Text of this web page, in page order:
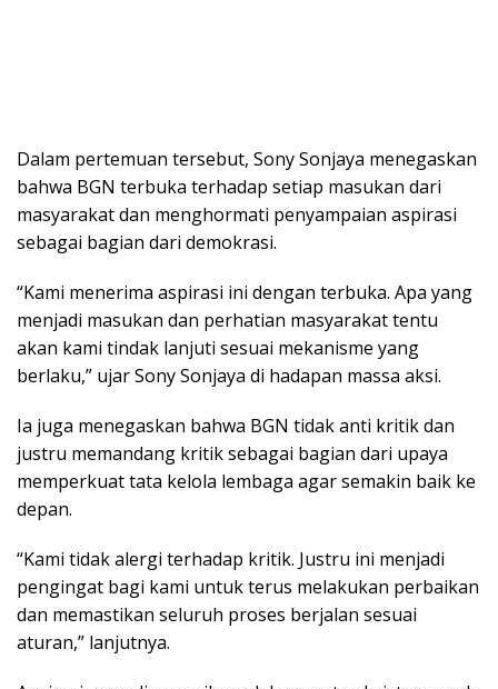
Dalam pertemuan tersebut, Sony Sonjaya menegaskan
bahwa BGN terbuka terhadap setiap masukan dari
masyarakat dan menghormati penyampaian aspirasi
sebagai bagian dari demokrasi.
“Kami menerima aspirasi ini dengan terbuka. Apa yang
menjadi masukan dan perhatian masyarakat tentu
akan kami tindak lanjuti sesuai mekanisme yang
berlaku,” ujar Sony Sonjaya di hadapan massa aksi.
Ia juga menegaskan bahwa BGN tidak anti kritik dan
justru memandang kritik sebagai bagian dari upaya
memperkuat tata kelola lembaga agar semakin baik ke
depan.
“Kami tidak alergi terhadap kritik. Justru ini menjadi
pengingat bagi kami untuk terus melakukan perbaikan
dan memastikan seluruh proses berjalan sesuai
aturan,” lanjutnya.